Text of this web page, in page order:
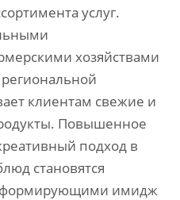
услуг.
хозяйствами
клиентам свежие и
Повышенное
подход в
становятся
имидж